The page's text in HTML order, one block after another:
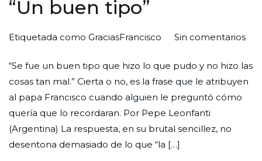
“Un buen tipo”
Por
Ciudad
Nueva
Publicada
31
de
mayo
de
2025
Publicada
Iglesia,
Reconocimiento
Etiquetada como GraciasFrancisco Sin comentariosen
“Se fue un buen tipo que hizo lo que pudo y no hizo las
cosas tan mal.” Cierta o no, es la frase que le atribuyen
al papa Francisco cuando alguien le preguntó cómo
quería que lo recordaran. Por Pepe Leonfanti
(Argentina) La respuesta, en su brutal sencillez, no
desentona demasiado de lo que “la […]